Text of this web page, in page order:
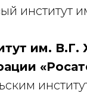
институт
им. В.Г.